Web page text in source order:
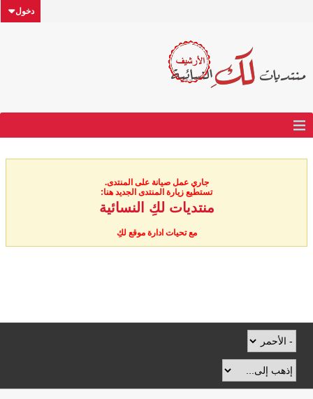
دخول
جاري عمل صيانة على المنتدى.
تستطيع زيارة المنتدى الجديد هنا:
منتديات لكِ النسائية
مع تحيات ادارة موقع لكِ